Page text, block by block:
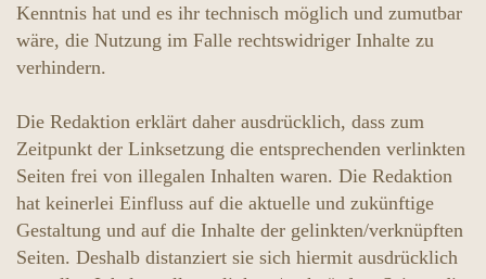
Kenntnis hat und es ihr technisch möglich und zumutbar
wäre, die Nutzung im Falle rechtswidriger Inhalte zu
verhindern.
Die Redaktion erklärt daher ausdrücklich, dass zum
Zeitpunkt der Linksetzung die entsprechenden verlinkten
Seiten frei von illegalen Inhalten waren. Die Redaktion
hat keinerlei Einfluss auf die aktuelle und zukünftige
Gestaltung und auf die Inhalte der gelinkten/verknüpften
Seiten. Deshalb distanziert sie sich hiermit ausdrücklich